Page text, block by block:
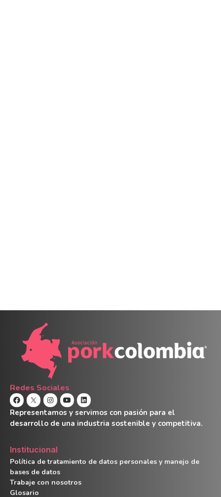
Redes Sociales
Representamos y servimos con pasión para el
desarrollo de una industria sostenible y competitiva.
Institucional
Política de tratamiento de datos personales y manejo de
bases de datos
Trabaje con nosotros
Glosario